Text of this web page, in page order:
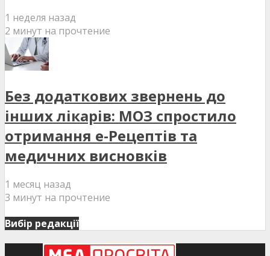
1 неделя назад
2 минут на прочтение
Без додаткових звернень до
інших лікарів: МОЗ спростило
отримання е-Рецептів та
медичних висновків
1 месяц назад
3 минут на прочтение
Вибір редакції